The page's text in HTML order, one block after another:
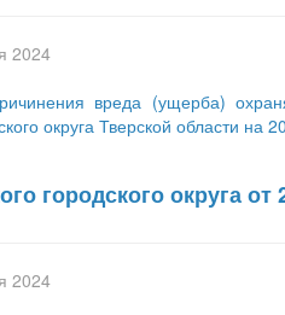
2024
вреда (ущерба)
округа Тверской области на
городского округа от
2024